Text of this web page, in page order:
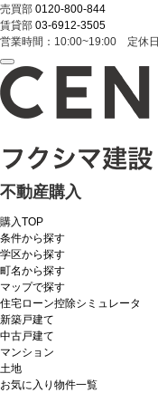
売買部 0120-800-844
賃貸部 03-6912-3505
営業時間：10:00~19:00 定休
不動産購入
購入TOP
条件から探す
学区から探す
町名から探す
マップで探す
住宅ローン控除シミュレータ
新築戸建て
中古戸建て
マンション
土地
お気に入り物件一覧